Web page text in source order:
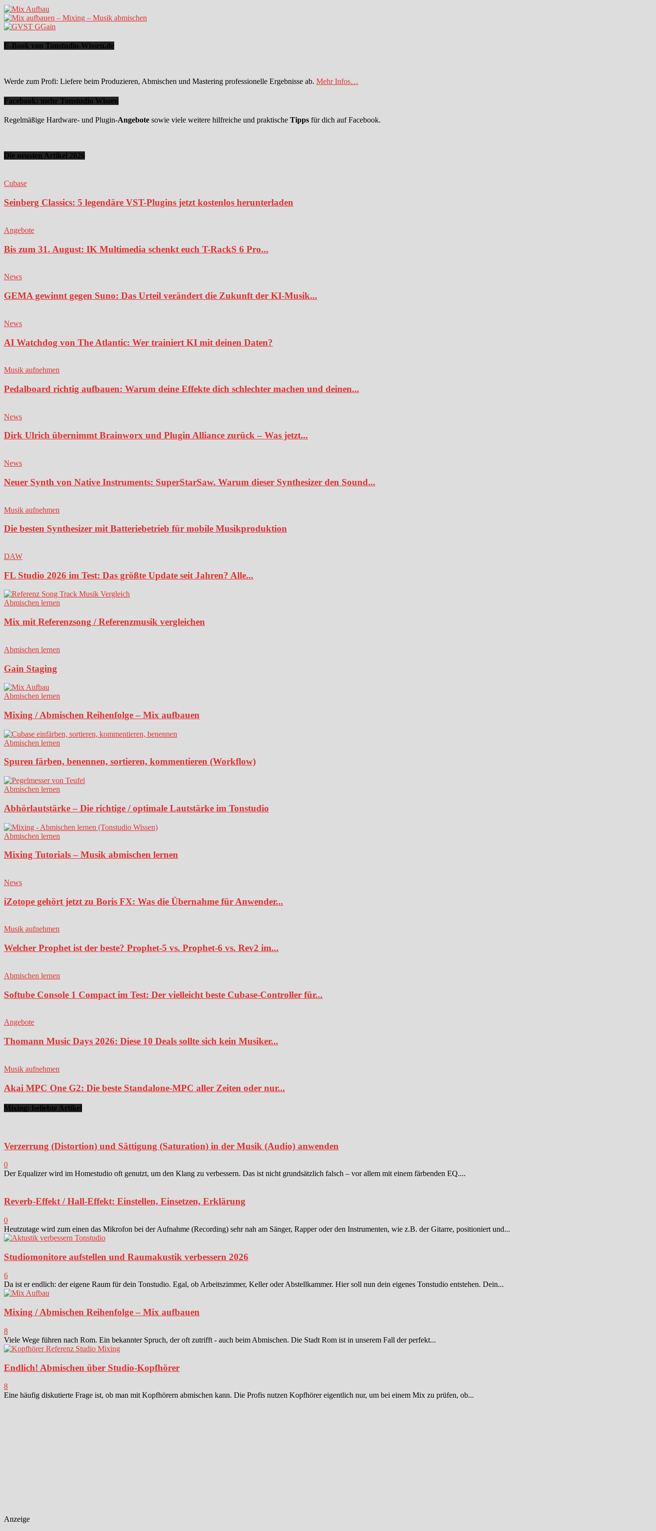
E-Book von Tonstudio-Wissen.de
Werde zum Profi: Liefere beim Produzieren, Abmischen und Mastering professionelle Ergebnisse ab. Mehr Infos…
Facebook: mehr Tonstudio Wissen
Regelmäßige Hardware- und Plugin-Angebote sowie viele weitere hilfreiche und praktische Tipps für dich auf Facebook.
Die neusten Artikel 2026
Cubase
Seinberg Classics: 5 legendäre VST-Plugins jetzt kostenlos herunterladen
Angebote
Bis zum 31. August: IK Multimedia schenkt euch T-RackS 6 Pro...
News
GEMA gewinnt gegen Suno: Das Urteil verändert die Zukunft der KI-Musik...
News
AI Watchdog von The Atlantic: Wer trainiert KI mit deinen Daten?
Musik aufnehmen
Pedalboard richtig aufbauen: Warum deine Effekte dich schlechter machen und deinen...
News
Dirk Ulrich übernimmt Brainworx und Plugin Alliance zurück – Was jetzt...
News
Neuer Synth von Native Instruments: SuperStarSaw. Warum dieser Synthesizer den Sound...
Musik aufnehmen
Die besten Synthesizer mit Batteriebetrieb für mobile Musikproduktion
DAW
FL Studio 2026 im Test: Das größte Update seit Jahren? Alle...
Abmischen lernen
Mix mit Referenzsong / Referenzmusik vergleichen
Abmischen lernen
Gain Staging
Abmischen lernen
Mixing / Abmischen Reihenfolge – Mix aufbauen
Abmischen lernen
Spuren färben, benennen, sortieren, kommentieren (Workflow)
Abmischen lernen
Abhörlautstärke – Die richtige / optimale Lautstärke im Tonstudio
Abmischen lernen
Mixing Tutorials – Musik abmischen lernen
News
iZotope gehört jetzt zu Boris FX: Was die Übernahme für Anwender...
Musik aufnehmen
Welcher Prophet ist der beste? Prophet-5 vs. Prophet-6 vs. Rev2 im...
Abmischen lernen
Softube Console 1 Compact im Test: Der vielleicht beste Cubase-Controller für...
Angebote
Thomann Music Days 2026: Diese 10 Deals sollte sich kein Musiker...
Musik aufnehmen
Akai MPC One G2: Die beste Standalone-MPC aller Zeiten oder nur...
Mixing: beliebte Artikel
Verzerrung (Distortion) und Sättigung (Saturation) in der Musik (Audio) anwenden
0
Der Equalizer wird im Homestudio oft genutzt, um den Klang zu verbessern. Das ist nicht grundsätzlich falsch – vor allem mit einem färbenden EQ....
Reverb-Effekt / Hall-Effekt: Einstellen, Einsetzen, Erklärung
0
Heutzutage wird zum einen das Mikrofon bei der Aufnahme (Recording) sehr nah am Sänger, Rapper oder den Instrumenten, wie z.B. der Gitarre, positioniert und...
Studiomonitore aufstellen und Raumakustik verbessern 2026
6
Da ist er endlich: der eigene Raum für dein Tonstudio. Egal, ob Arbeitszimmer, Keller oder Abstellkammer. Hier soll nun dein eigenes Tonstudio entstehen. Dein...
Mixing / Abmischen Reihenfolge – Mix aufbauen
8
Viele Wege führen nach Rom. Ein bekannter Spruch, der oft zutrifft - auch beim Abmischen. Die Stadt Rom ist in unserem Fall der perfekt...
Endlich! Abmischen über Studio-Kopfhörer
8
Eine häufig diskutierte Frage ist, ob man mit Kopfhörern abmischen kann. Die Profis nutzen Kopfhörer eigentlich nur, um bei einem Mix zu prüfen, ob...
Anzeige